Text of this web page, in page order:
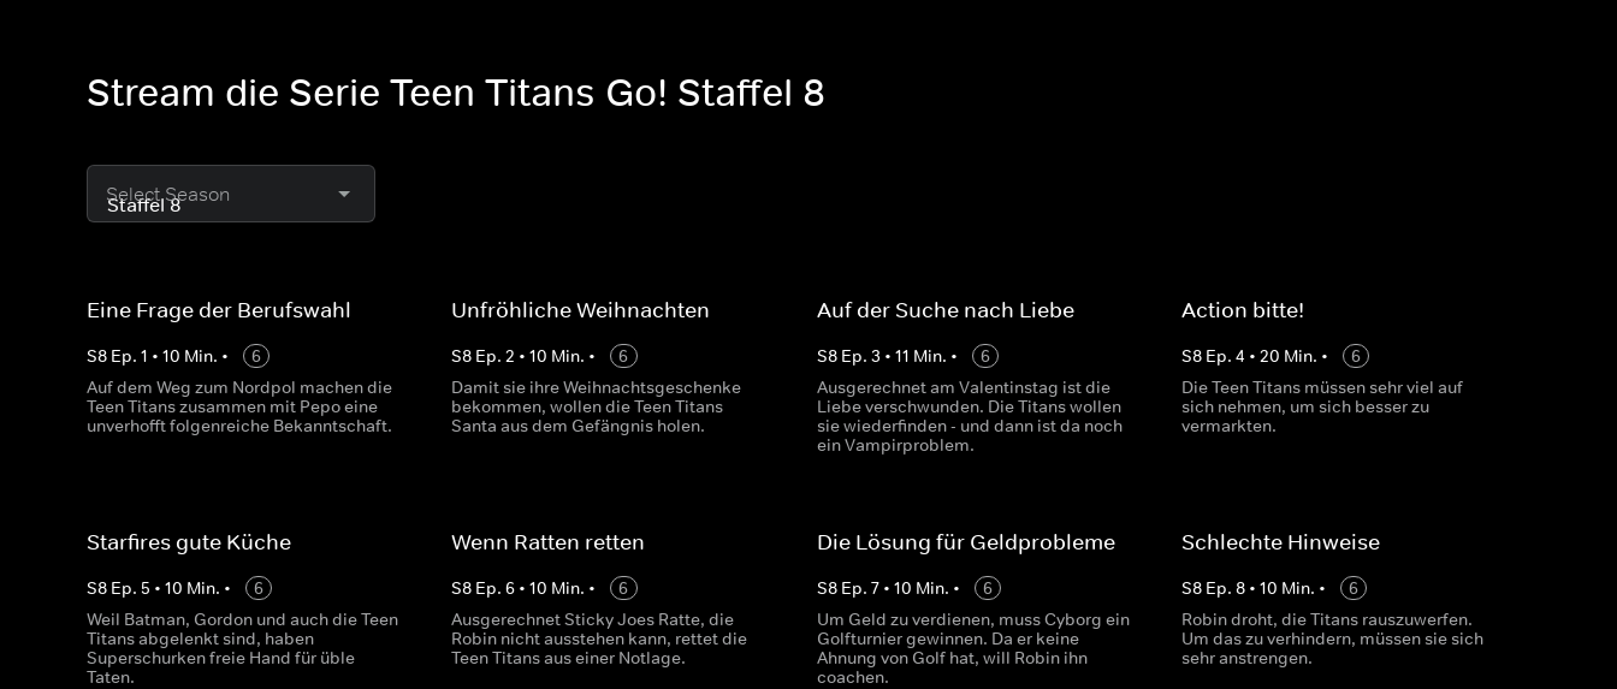
Stream die Serie Teen Titans Go! Staffel 8
Select Season
Eine Frage der Berufswahl
S8 Ep. 1 • 10 Min. •
6
Auf dem Weg zum Nordpol machen die
Teen Titans zusammen mit Pepo eine
unverhofft folgenreiche Bekanntschaft.
Unfröhliche Weihnachten
S8 Ep.2 •10 Min. •
6
Damit sie ihre Weihnachtsgeschenke
bekommen, wollen die Teen Titans
Santa aus dem Gefängnis holen.
Auf der Suche nach Liebe
S8 Ep. 3 • 11 Min. •
6
Ausgerechnet am Valentinstag ist die
Liebe verschwunden. Die Titans wollen
sie wiederfinden - und dann ist da noch
ein Vampirproblem.
Action bitte!
S8 Ep. 4 • 20 Min. •
6
Die Teen Titans müssen sehr viel auf
sich nehmen, um sich besser zu
vermarkten.
Starfires gute Küche
S8 Ep. 5 • 10 Min. •
6
Weil Batman, Gordon und auch die Teen
Titans abgelenkt sind, haben
Superschurken freie Hand für üble
Taten.
Wenn Ratten retten
S8 Ep.6 •10 Min. •
6
Ausgerechnet Sticky Joes Ratte, die
Robin nicht ausstehen kann, rettet die
Teen Titans aus einer Notlage.
Die Lösung für Geldprobleme
S8 Ep. 7• 10 Min. •
6
Um Geld zu verdienen, muss Cyborg ein
Golfturnier gewinnen. Da er keine
Ahnung von Golf hat, will Robin ihn
coachen.
Schlechte Hinweise
S8 Ep. 8• 10 Min. •
6
Robin droht, die Titans rauszuwerfen.
Um das zu verhindern, müssen sie sich
sehr anstrengen.